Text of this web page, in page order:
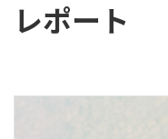
レポート